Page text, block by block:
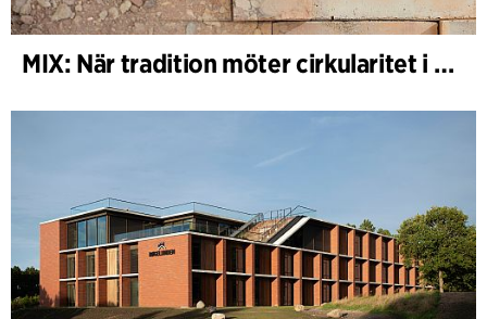
MIX: När tradition möter cirkularitet i arkitekturen